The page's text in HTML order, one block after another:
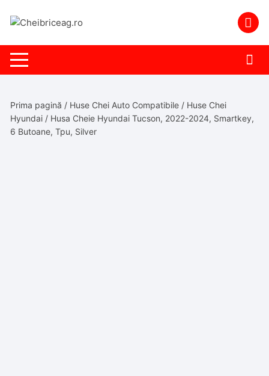
Prima pagină / Huse Chei Auto Compatibile / Huse Chei
Hyundai / Husa Cheie Hyundai Tucson, 2022-2024, Smartkey,
6 Butoane, Tpu, Silver